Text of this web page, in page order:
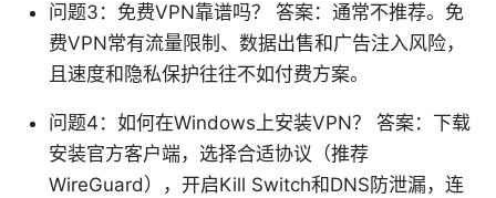
问题3：免费VPN靠谱吗？ 答案：通常不推荐。免
费VPN常有流量限制、数据出售和广告注入风险，
且速度和隐私保护往往不如付费方案。
问题4：如何在Windows上安装VPN？ 答案：下载
安装官方客户端，选择合适协议（推荐
WireGuard），开启Kill Switch和DNS防泄漏，连